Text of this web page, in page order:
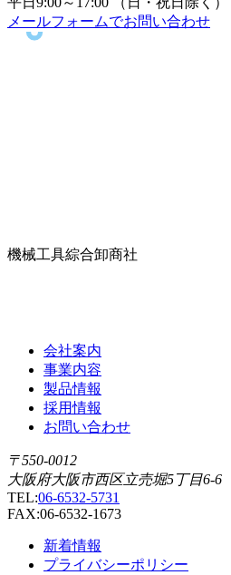
メールフォームでお問い合わせ
機械工具綜合卸商社
会社案内
事業内容
製品情報
採用情報
お問い合わせ
〒550-0012
大阪府大阪市西区立売堀5丁目6-6
TEL:06-6532-5731
FAX:06-6532-1673
新着情報
プライバシーポリシー